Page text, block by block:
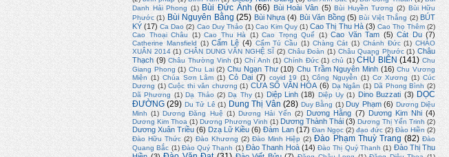
Danh Hải Phong (1) Bùi Đức Ánh (66) Bùi Hoài Vân (5) Bùi Huyền Tương (2) Bùi Hữu
Phước (1) Bùi Nguyên Bằng (25) Bùi Nhựa (4) Bùi Văn Bồng (5) Bùi Việt Thắng (2) BÚT
KÝ (17) Ca Dao (2) Cao Duy Thảo (1) Cao Kim Quy (1) Cao Thị Thu Hà (3) Cao Thọ Thêm (2)
Cao Thoại Châu
(1) Cao Thu Hà (1) Cao Trọng Quế (1) Cao Văn Tam (5) Cát Du (7)
Catherine Mansfield (1) Cẩm Lệ (4) Cẩm Tú Cầu (1) Chàng Cát (1) Chánh Đức (1) CHÀO
XUÂN 2014 (1) CHÂN DUNG VĂN NGHỆ SĨ (2) Châu Đoàn (1) Châu Quang Phước (1) Châu
Thạch (9) Châu Thường Vinh (1) Chí Anh (1) Chính Đức (1) chủ (1) CHỦ BIÊN (141) Chu
Giang Phong (1) Chu Lai (2) Chu Ngạn Thư (10) Chu Trầm Nguyên Minh (16) Chu Vương
Miện (1) Chúa Sơn Lâm (1) Cỏ Dại (7) covid 19 (1) Công Nguyễn (1) Cơ Xương (1) Cúc
Dương (1) Cuộc thi văn chương (1) CỬA SỔ VĂN HÓA (6) Dạ Ngân (1) Dã Phong Bình (2)
Dã Phương (1) Dạ Thảo (2) Dạ Thy (1) Diệp Linh (18) Diệp Uy (1) Dino Buzzati (3) DỌC
ĐƯỜNG (29) Du Tử Lê (1) Dung Thị Vân (28) Duy Bằng (1) Duy Phạm (6) Dương Diệu
Minh (1) Dương Đăng Huệ (1) Dương Hải Yến (2) Dương Hằng (7) Dương Kim Nhi (4)
Dương Kim Thoa (1) Dương Phương Vinh (1) Dương Thành Thái (3) Dương Thị Yến Trinh (2)
Dương Xuân Triều (6) Dzạ Lữ Kiều (6) Đàm Lan (17) Đan Ngọc (2) đạo đức (2) Đào Hiền (2)
Đào Hữu Thức (2) Đào Khương (2) Đào Minh Hiệp (2) Đào Phạm Thuỳ Trang (82) Đào
Quang Bắc (1) Đào Quý Thạnh (1) Đào Thanh Hoà (14) Đào Thị Quý Thanh (1) Đào Thị Thu